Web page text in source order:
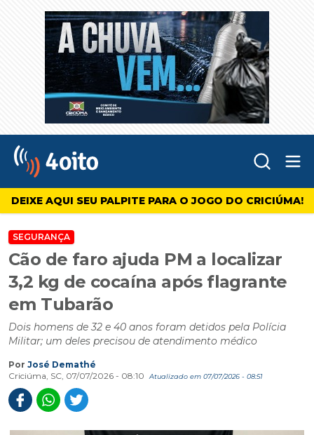
4oito
DEIXE AQUI SEU PALPITE PARA O JOGO DO CRICIÚMA!
SEGURANÇA
Cão de faro ajuda PM a localizar
3,2 kg de cocaína após flagrante
em Tubarão
Dois homens de 32 e 40 anos foram detidos pela Polícia
Militar; um deles precisou de atendimento médico
Por José Demathé
Criciúma, SC, 07/07/2026 - 08:10
Atualizado em 07/07/2026 - 08:51